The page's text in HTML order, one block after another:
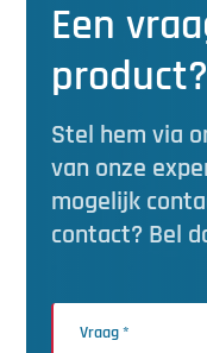
Een
product?
Stel hem via
van onze
mogelijk
contact? Bel